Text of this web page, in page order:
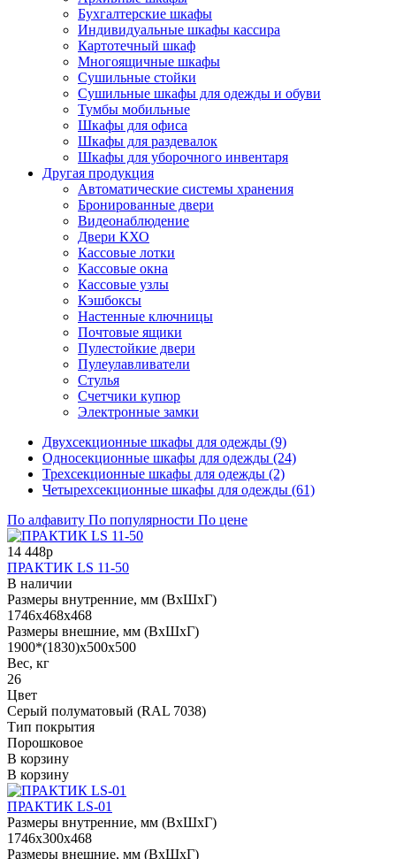
Бухгалтерские шкафы
Индивидуальные шкафы кассира
Картотечный шкаф
Многоящичные шкафы
Сушильные стойки
Сушильные шкафы для одежды и обуви
Тумбы мобильные
Шкафы для офиса
Шкафы для раздевалок
Шкафы для уборочного инвентаря
Другая продукция
Автоматические системы хранения
Бронированные двери
Видеонаблюдение
Двери КХО
Кассовые лотки
Кассовые окна
Кассовые узлы
Кэшбоксы
Настенные ключницы
Почтовые ящики
Пулестойкие двери
Пулеулавливатели
Стулья
Счетчики купюр
Электронные замки
Двухсекционные шкафы для одежды (9)
Односекционные шкафы для одежды (24)
Трехсекционные шкафы для одежды (2)
Четырехсекционные шкафы для одежды (61)
По алфавиту По популярности По цене
14 448р
ПРАКТИК LS 11-50
В наличии
Размеры внутренние, мм (ВхШхГ)
1746x468x468
Размеры внешние, мм (ВхШхГ)
1900*(1830)x500x500
Вес, кг
26
Цвет
Cерый полуматовый (RAL 7038)
Тип покрытия
Порошковое
В корзину
В корзину
ПРАКТИК LS-01
Размеры внутренние, мм (ВхШхГ)
1746x300x468
Размеры внешние, мм (ВхШхГ)